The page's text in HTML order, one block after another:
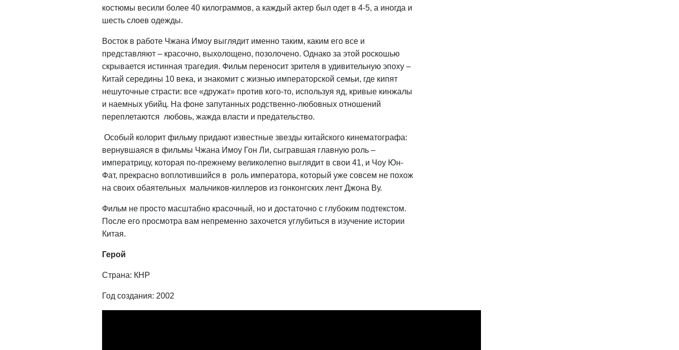
костюмы весили более 40 килограммов, а каждый актер был одет в 4-5, а иногда и
шесть слоев одежды.
Восток в работе Чжана Имоу выглядит именно таким, каким его все и
представляют – красочно, выхолощено, позолочено. Однако за этой роскошью
скрывается истинная трагедия. Фильм переносит зрителя в удивительную эпоху –
Китай середины 10 века, и знакомит с жизнью императорской семьи, где кипят
нешуточные страсти: все «дружат» против кого-то, используя яд, кривые кинжалы
и наемных убийц. На фоне запутанных родственно-любовных отношений
переплетаются любовь, жажда власти и предательство.
Особый колорит фильму придают известные звезды китайского кинематографа:
вернувшаяся в фильмы Чжана Имоу Гон Ли, сыгравшая главную роль –
императрицу, которая по-прежнему великолепно выглядит в свои 41, и Чоу Юн-
Фат, прекрасно воплотившийся в роль императора, который уже совсем не похож
на своих обаятельных мальчиков-киллеров из гонконгских лент Джона Ву.
Фильм не просто масштабно красочный, но и достаточно с глубоким подтекстом.
После его просмотра вам непременно захочется углубиться в изучение истории
Китая.
Герой
Страна: КНР
Год создания: 2002